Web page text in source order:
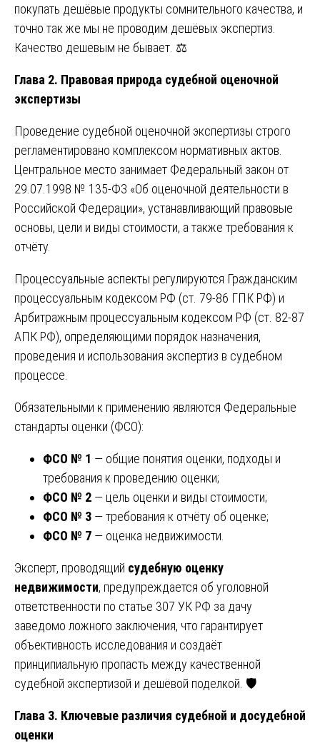
покупать дешёвые продукты сомнительного качества, и
точно так же мы не проводим дешёвых экспертиз.
Качество дешевым не бывает. ⚖️
Глава 2. Правовая природа судебной оценочной
экспертизы
Проведение судебной оценочной экспертизы строго
регламентировано комплексом нормативных актов.
Центральное место занимает Федеральный закон от
29.07.1998 № 135-ФЗ «Об оценочной деятельности в
Российской Федерации», устанавливающий правовые
основы, цели и виды стоимости, а также требования к
отчёту.
Процессуальные аспекты регулируются Гражданским
процессуальным кодексом РФ (ст. 79-86 ГПК РФ) и
Арбитражным процессуальным кодексом РФ (ст. 82-87
АПК РФ), определяющими порядок назначения,
проведения и использования экспертиз в судебном
процессе.
Обязательными к применению являются Федеральные
стандарты оценки (ФСО):
ФСО № 1 — общие понятия оценки, подходы и
требования к проведению оценки;
ФСО № 2 — цель оценки и виды стоимости;
ФСО № 3 — требования к отчёту об оценке;
ФСО № 7 — оценка недвижимости.
Эксперт, проводящий судебную оценку
недвижимости, предупреждается об уголовной
ответственности по статье 307 УК РФ за дачу
заведомо ложного заключения, что гарантирует
объективность исследования и создаёт
принципиальную пропасть между качественной
судебной экспертизой и дешёвой поделкой. 🛡️
Глава 3. Ключевые различия судебной и досудебной
оценки